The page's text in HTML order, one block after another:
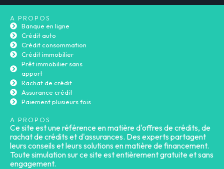
A PROPOS
Banque en ligne
Crédit auto
Crédit consommation
Crédit immobilier
Prêt immobilier sans
apport
Rachat de crédit
Assurance crédit
Paiement plusieurs fois
A PROPOS
Ce site est une référence en matière d'offres de crédits, de
rachat de crédits et d'assurances. Des experts partagent
leurs conseils et leurs solutions en matière de financement.
Toute simulation sur ce site est entièrement gratuite et sans
engagement.